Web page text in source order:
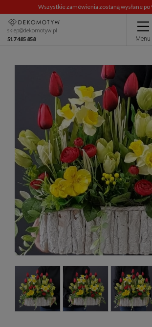
Wszystkie zamówienia zostaną wysłane po
Menu
sklep@dekomotyw.pl
517 485 858